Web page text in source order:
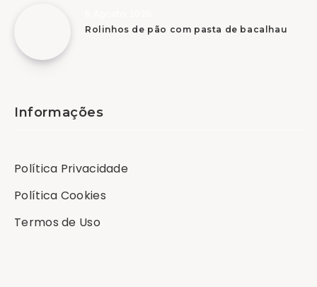
Rolinhos de pão com pasta de bacalhau
Informações
Política Privacidade
Política Cookies
Termos de Uso